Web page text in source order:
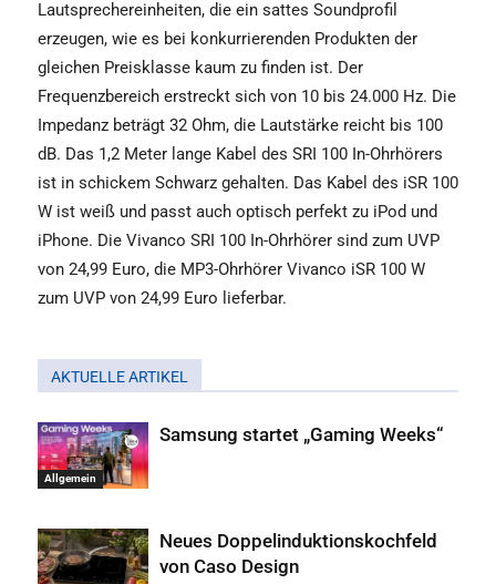
Lautsprechereinheiten, die ein sattes Soundprofil
erzeugen, wie es bei konkurrierenden Produkten der
gleichen Preisklasse kaum zu finden ist. Der
Frequenzbereich erstreckt sich von 10 bis 24.000 Hz. Die
Impedanz beträgt 32 Ohm, die Lautstärke reicht bis 100
dB. Das 1,2 Meter lange Kabel des SRI 100 In-Ohrhörers
ist in schickem Schwarz gehalten. Das Kabel des iSR 100
W ist weiß und passt auch optisch perfekt zu iPod und
iPhone. Die Vivanco SRI 100 In-Ohrhörer sind zum UVP
von 24,99 Euro, die MP3-Ohrhörer Vivanco iSR 100 W
zum UVP von 24,99 Euro lieferbar.
AKTUELLE ARTIKEL
Allgemein
Samsung startet „Gaming Weeks“
Neues Doppelinduktionskochfeld
von Caso Design